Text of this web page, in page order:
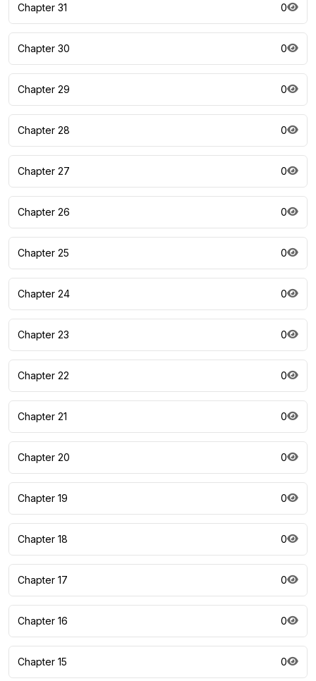
Chapter 31 0
Chapter 30 0
Chapter 29 0
Chapter 28 0
Chapter 27 0
Chapter 26 0
Chapter 25 0
Chapter 24 0
Chapter 23 0
Chapter 22 0
Chapter 21 0
Chapter 20 0
Chapter 19 0
Chapter 18 0
Chapter 17 0
Chapter 16 0
Chapter 15 0